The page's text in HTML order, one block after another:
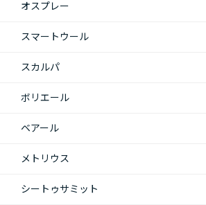
オスプレー
スマートウール
スカルパ
ボリエール
ベアール
メトリウス
シートゥサミット